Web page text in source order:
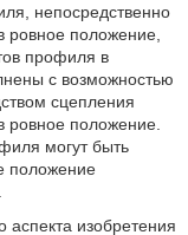
непосредственно
ровное положение,
профиля в
с возможностью
сцепления
ровное положение.
могут быть
положение
аспекта изобретения